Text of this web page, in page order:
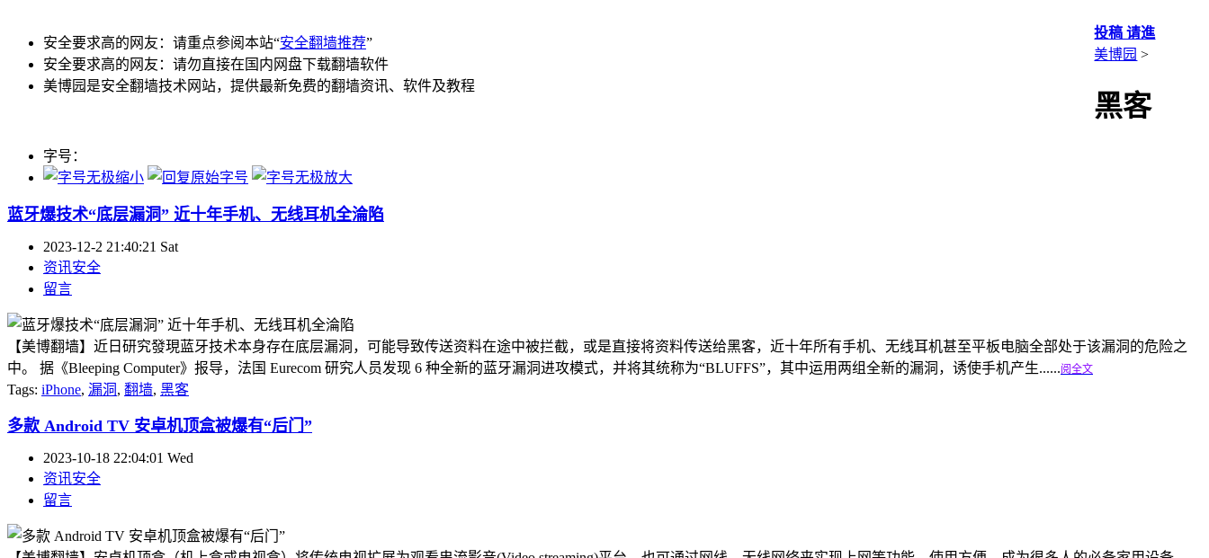
安全要求高的网友：请重点参阅本站“安全翻墙推荐”
安全要求高的网友：请勿直接在国内网盘下载翻墙软件
美博园是安全翻墙技术网站，提供最新免费的翻墙资讯、软件及教程
投稿 请進
美博园 >
黑客
字号：
蓝牙爆技术“底层漏洞” 近十年手机、无线耳机全淪陷
2023-12-2 21:40:21 Sat
资讯安全
留言
【美博翻墙】近日研究發現蓝牙技术本身存在底层漏洞，可能导致传送资料在途中被拦截，或是直接将资料传送给黑客，近十年所有手机、无线耳机甚至平板电脑全部处于该漏洞的危险之
中。 据《Bleeping Computer》报导，法国 Eurecom 研究人员发现 6 种全新的蓝牙漏洞进攻模式，并将其统称为“BLUFFS”，其中运用两组全新的漏洞，诱使手机产生......阅全文
Tags: iPhone, 漏洞 , 翻墙, 黑客
多款 Android TV 安卓机顶盒被爆有“后门”
2023-10-18 22:04:01 Wed
资讯安全
留言